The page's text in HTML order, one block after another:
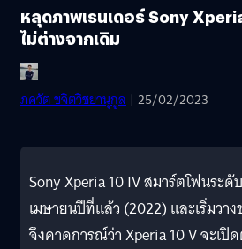
หลุดภาพเรนเดอร์ Sony
ไม่ต่างจากเดิม
ภควัต ขจิตวิชยานุกูล | 25/02/2023
Sony Xperia 10 IV สมาร์ตโฟนระดั
เมษายนปีที่แล้ว (2022) และเริ่มวา
จึงคาดการณ์ว่า Xperia 10 V จะเปิ